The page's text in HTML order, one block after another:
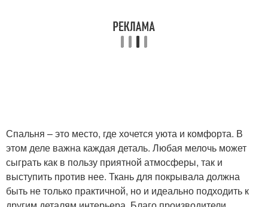
Спальня – это место, где хочется уюта и комфорта. В
этом деле важна каждая деталь. Любая мелочь может
сыграть как в пользу приятной атмосферы, так и
выступить против нее. Ткань для покрывала должна
быть не только практичной, но и идеально подходить к